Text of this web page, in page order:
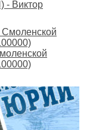
- Виктор